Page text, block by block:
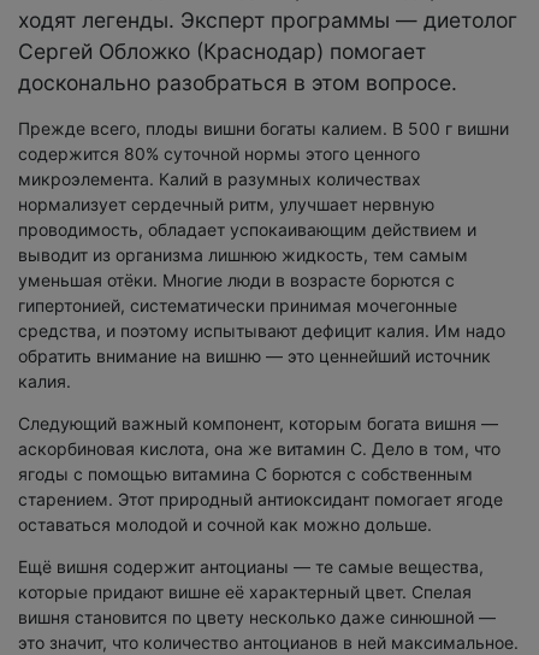
ходят легенды. Эксперт программы — диетолог
Сергей Обложко (Краснодар) помогает
досконально разобраться в этом вопросе.
Прежде всего, плоды вишни богаты калием. В 500 г вишни
содержится 80% суточной нормы этого ценного
микроэлемента. Калий в разумных количествах
нормализует сердечный ритм, улучшает нервную
проводимость, обладает успокаивающим действием и
выводит из организма лишнюю жидкость, тем самым
уменьшая отёки. Многие люди в возрасте борются с
гипертонией, систематически принимая мочегонные
средства, и поэтому испытывают дефицит калия. Им надо
обратить внимание на вишню — это ценнейший источник
калия.
Следующий важный компонент, которым богата вишня —
аскорбиновая кислота, она же витамин С. Дело в том, что
ягоды с помощью витамина С борются с собственным
старением. Этот природный антиоксидант помогает ягоде
оставаться молодой и сочной как можно дольше.
Ещё вишня содержит антоцианы — те самые вещества,
которые придают вишне её характерный цвет. Спелая
вишня становится по цвету несколько даже синюшной —
это значит, что количество антоцианов в ней максимальное.